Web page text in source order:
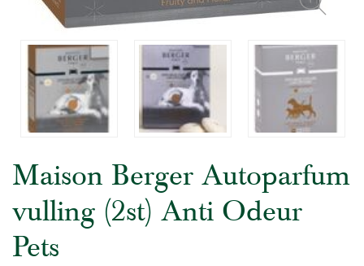
Maison Berger Autoparfum
vulling (2st) Anti Odeur
Pets